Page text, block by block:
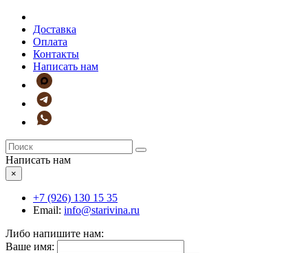
Доставка
Оплата
Контакты
Написать нам
Написать нам
×
+7 (926) 130 15 35
Email: info@starivina.ru
Либо напишите нам:
Ваше имя: